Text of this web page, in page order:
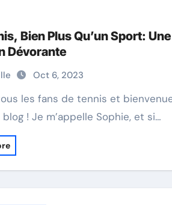
Bien Plus Qu’un Sport: Une
Dévorante
Oct 6, 2023
! Je m’appelle Sophie, et si…